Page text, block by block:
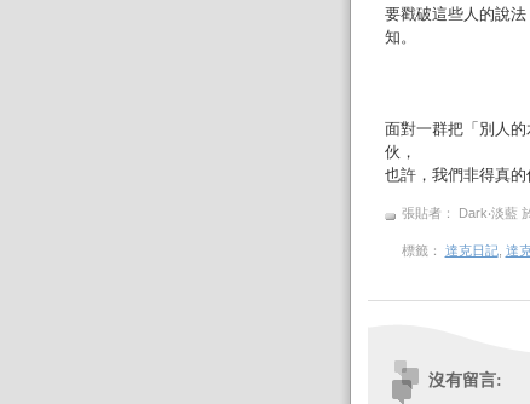
要戳破這些人的說
知。
面對一群把「別人
伙，
也許，我們非得真
張貼者： Dark‧淡藍
標籤： 達克日記, 達
沒有留言: